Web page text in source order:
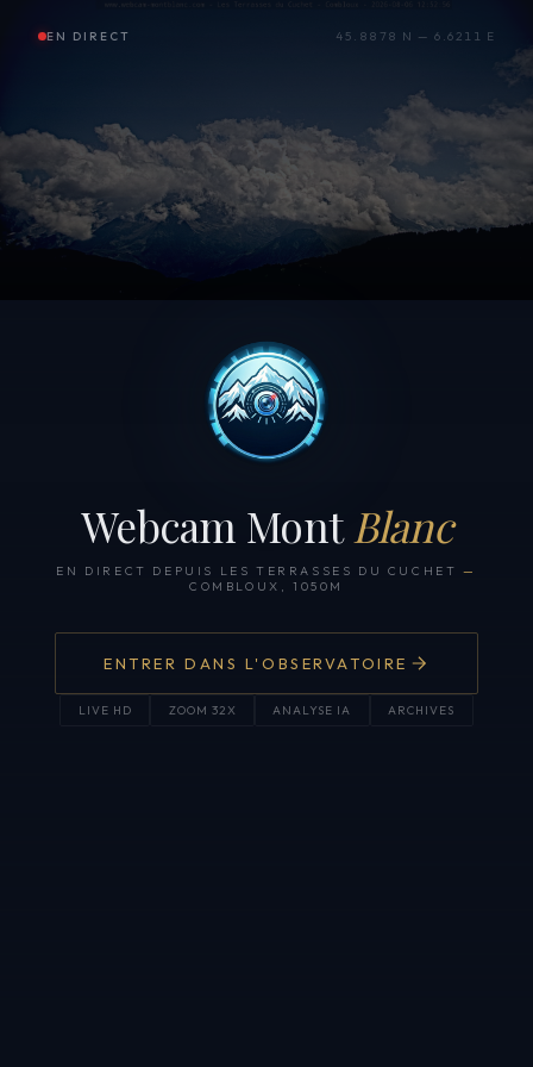
EN DIRECT 45.8878 N — 6.6211 E
Webcam Mont Blanc
EN DIRECT DEPUIS LES TERRASSES DU CUCHET —
COMBLOUX, 1050M
ENTRER DANS L'OBSERVATOIRE
LIVE HD ZOOM 32X ANALYSE IA ARCHIVES